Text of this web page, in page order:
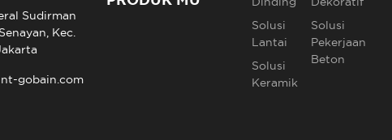
Sudirman
Kec.
gobain.com
Solusi
Lantai
Solusi
Keramik
Solusi
Pekerjaan
Beton